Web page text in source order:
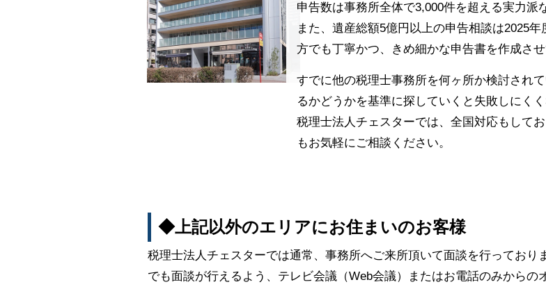
申告数は事務所全体で3,000件を超える実力派
また、遺産総額5億円以上の申告相談は2025
方でも丁寧かつ、きめ細かな申告書を作成させ
すでに他の税理士事務所を何ヶ所か検討され
るかどうかを基準に探していくと失敗しにくく
税理士法人チェスターでは、全国対応もして
もお気軽にご相談ください。
◆上記以外のエリアにお住まいのお客様
税理士法人チェスターでは通常、事務所へご来所頂いて面談を行ってお
でも面談が行えるよう、テレビ会議（Web会議）またはお電話のみからの